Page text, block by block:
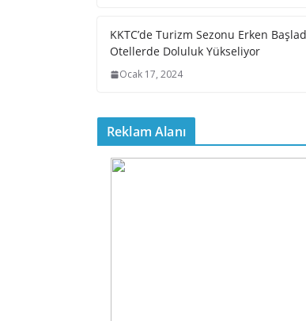
KKTC’de Turizm Sezonu Erken
Otellerde Doluluk Yükseliyor
Ocak 17, 2024
Reklam Alanı